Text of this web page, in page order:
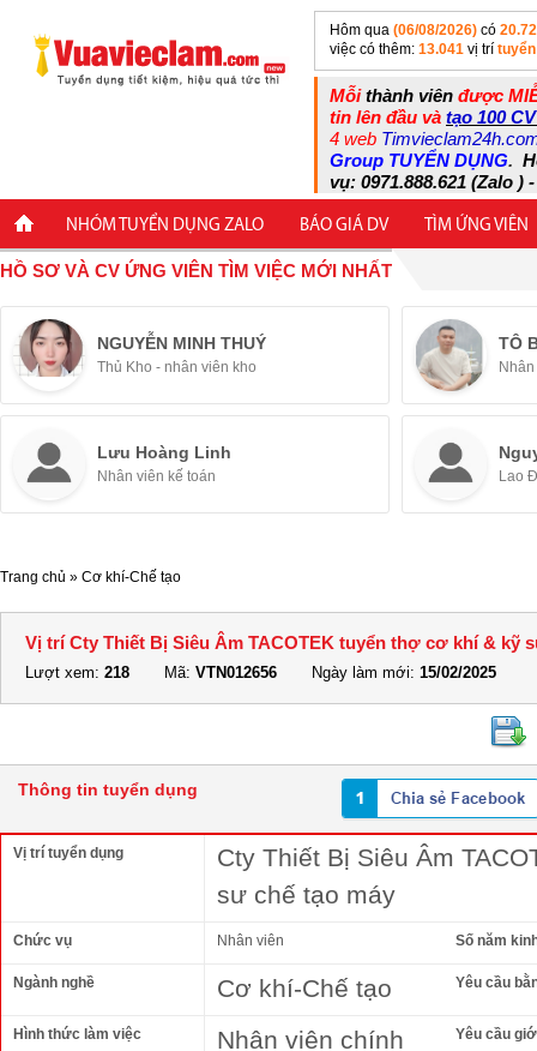
Hôm qua (06/08/2026) có
việc có thêm: 13.041 vị trí
Mỗithành viên được
tin lên đầu và tạo 100
4 web
Group TUYỂN DỤNG.
vụ: 0971.888.621 (Zalo )
NHÓM TUYỂN DỤNG ZALO BÁO GIÁ DV TÌM ỨNG VIÊN
HỒ SƠ VÀ CV ỨNG VIÊN TÌM VIỆC MỚI NHẤT
NGUYỄN MINH THUÝ
Thủ Kho - nhân viên kho
TÔ
Lưu Hoàng Linh
Nhân viên kế toán Lao
Trang chủ » Cơ khí-Chế tạo
Vị trí Cty Thiết Bị Siêu Âm TACOTEK tuyển thợ cơ khí & kỹ
Lượt xem: 218 Mã: VTN012656 Ngày làm mới: 15/02/2025
Thông tin tuyển dụng
Vị trí tuyển dụng
Cty Thiết Bị Siêu Âm
sư chế tạo máy
Chức vụ Nhân viên Số năm
Ngành nghề Cơ khí-Chế tạo Yêu cầu
Hình thức làm việc
Nhân viên chính
Yêu cầu